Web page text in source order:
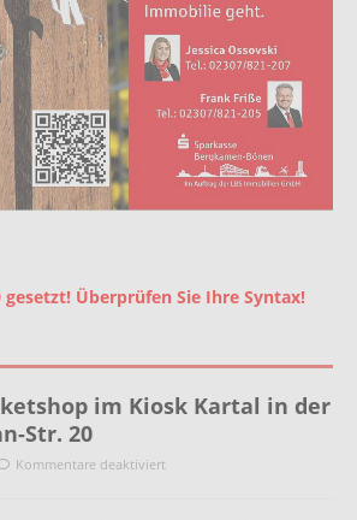
Überprüfen Sie Ihre Syntax!
im Kiosk Kartal in der
Str. 20
Kommentare deaktiviert